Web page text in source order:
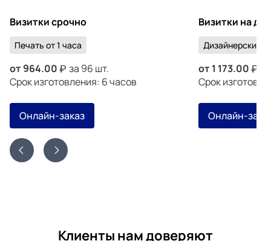
Визитки срочно
Печать от 1 часа
от964.00
за 96 шт.
Срок изготовления: 6 часов
Онлайн-заказ
Визитки на
Дизайнерский
от 1 173.00
Срок
Онлайн-
Клиенты нам доверяют